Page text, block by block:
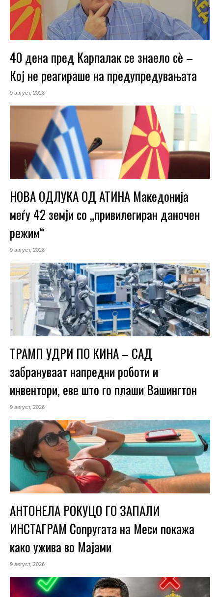
40 дена пред Карпалак се знаело сѐ –
Кој не реагираше на предупредувањата
9 август, 2026
НОВА ОДЛУКА ОД АТИНА Македонија
меѓу 42 земји со „привилегиран даночен
режим“
9 август, 2026
ТРАМП УДРИ ПО КИНА – САД
забрануваат напредни роботи и
инвентори, еве што го плаши Вашингтон
9 август, 2026
АНТОНЕЛА РОКУЦО ГО ЗАПАЛИ
ИНСТАГРАМ Сопругата на Меси покажа
како ужива во Мајами
9 август, 2026